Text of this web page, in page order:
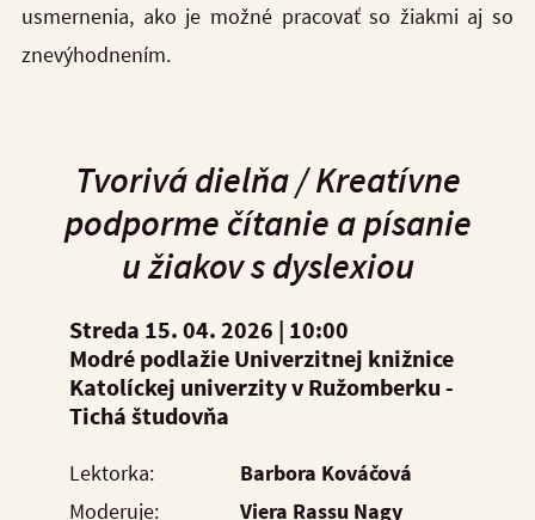
usmernenia, ako je možné pracovať so žiakmi aj so
znevýhodnením.
Tvorivá dielňa /Kreatívne
podporme čítanie a písanie
u žiakov s dyslexiou
Streda 15. 04. 2026 | 10:00
Modré podlažie Univerzitnej knižnice
Katolíckej univerzity v Ružomberku -
Tichá študovňa
Lektorka:
Barbora Kováčová
Moderuje:
Viera Rassu Nagy